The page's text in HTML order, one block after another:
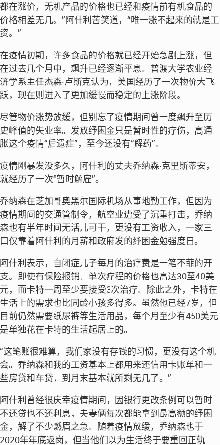
都在涨价，无机产品的价格也已经和疫情前有机食品的
价格相差无几。”阿什利苦笑道，“唯一涨不起来的就是工
资。”
在疫情初期，许多食品的价格就已经开始急剧上涨，但
在过去几个月中，飙升已经逐渐平息。普渡大学农业经
济学系主任杰森·卢斯克认为，美国经历了一次物价大飞
跃，现在则进入了更加缓慢而稳定的上涨阶段。
尽管物价涨势放缓，但别忘了疫情期间曾一度飙升至历
史峰值的失业率。发放纾困金只是暂时性的疗伤，高通
胀这个疫情“后遗症”，至今还没有“解药”。
疫情刚暴发没多久，阿什利的丈夫乔纳森·克里斯蒂安，
就经历了一次“暂时解雇”。
乔纳森在芝加哥奥黑尔国际机场从事地勤工作，但因为
疫情期间的交通管制令，航空业遭受了沉重打击，乔纳
森也有半年时间无活儿可干，更没有工资收入，一家三
口仅靠着阿什利的月薪和政府发的纾困金勉强度日。
阿什利表示，自闭症儿子每月的治疗费是一笔不菲的开
支。即使有保险报销，单次疗程的价格也高达30至40美
元，而卡特一周至少要接受3次治疗。除此之外，卡特在
生活上的需求也比同龄小孩多得多。虽然他已经7岁，但
目前仍然需要纸尿裤等生活用品，每个月至少有450美元
是单独花在卡特的生活起居上的。
“这笔账很难算，我们家没有存钱的习惯，更没有这个机
会。乔纳森和我的工资基本上都用来还信用卡账单和一
些房贷和车贷，到月末基本就所剩无几了。”
阿什利曾经很庆幸疫情期间，因银行更改条例可以暂时
不还贷也不还利息，夫妻俩每次都能拿到最高额的纾困
金，解了不少燃眉之急。随着疫情放缓，乔纳森也于
2020年年底返岗，但当他们以为生活终于要重回正轨